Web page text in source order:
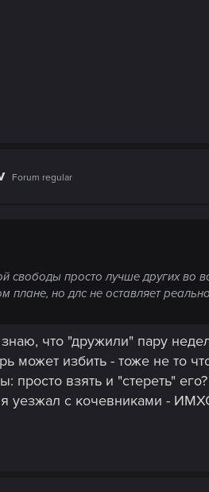
Forum regular
свободы просто лучше других во
плане, но длс не оставляет
что "дружили" пару
может избить - тоже не то
просто взять и "стереть"
уезжал с кочевниками -